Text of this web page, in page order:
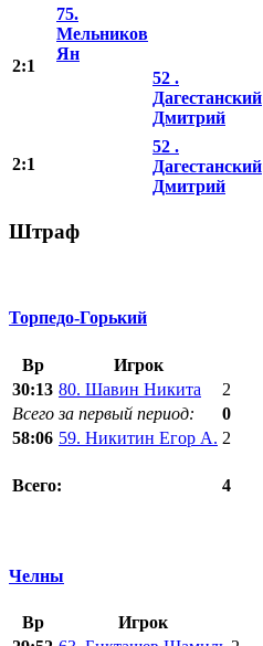
2:1
75.
Мельников
Ян
52 .
Дагестанский
Дмитрий
2:1
52 .
Дагестанский
Дмитрий
Штраф
Торпедо-Горький
Вр Игрок
30:13 80. Шавин Никита 2
Всего за первый период:
0
58:06 59. Никитин Егор А. 2
Всего: 4
Челны
Вр Игрок